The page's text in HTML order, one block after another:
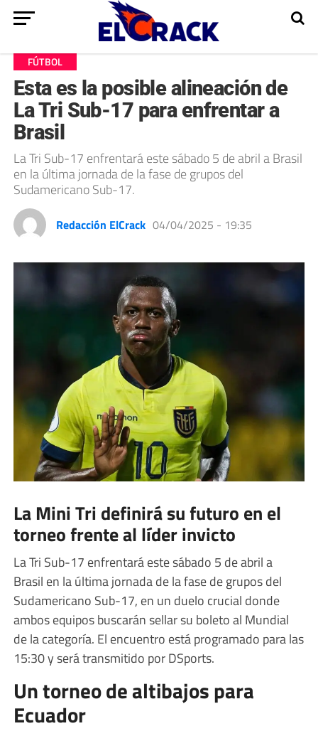
FÚTBOL
Esta es la posible alineación de
La Tri Sub-17 para enfrentar a
Brasil
La Tri Sub-17 enfrentará este sábado 5 de abril a Brasil
en la última jornada de la fase de grupos del
Sudamericano Sub-17.
Redacción ElCrack 04/04/2025 - 19:35
La Mini Tri definirá su futuro en el
torneo frente al líder invicto
La Tri Sub-17 enfrentará este sábado 5 de abril a
Brasil en la última jornada de la fase de grupos del
Sudamericano Sub-17, en un duelo crucial donde
ambos equipos buscarán sellar su boleto al Mundial
de la categoría. El encuentro está programado para las
15:30 y será transmitido por DSports.
Un torneo de altibajos para
Ecuador